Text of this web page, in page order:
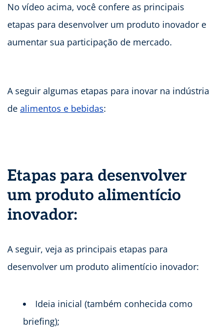
No vídeo acima, você confere as principais
etapas para desenvolver um produto inovador e
aumentar sua participação de mercado.
A seguir algumas etapas para inovar na indústria
de alimentos e bebidas:
Etapas para desenvolver
um produto alimentício
inovador:
A seguir, veja as principais etapas para
desenvolver um produto alimentício inovador:
Ideia inicial (também conhecida como
briefing);